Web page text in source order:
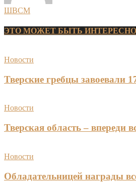
ШВСМ
ЭТО МОЖЕТ БЫТЬ ИНТЕРЕСНО
Новости
Тверские гребцы завоевали
Новости
Тверская область – впереди
Новости
Обладательницей награды